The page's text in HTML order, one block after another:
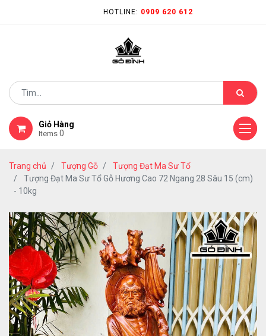
HOTLINE: 0909 620 612
Giỏ Hàng
Items 0
Trang chủ Tượng Gỗ
Tượng Đạt Ma Sư Tổ
Tượng Đạt Ma Sư Tổ Gỗ Hương Cao 72 Ngang 28 Sâu 15 (cm)
- 10kg